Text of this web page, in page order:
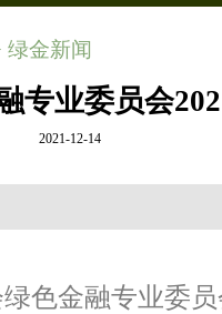
金新闻
专业委员会
2021-12-14
色金融专业委